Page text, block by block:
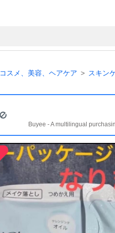
コスメ、美容、ヘアケア スキン
Buyee - A multilingual